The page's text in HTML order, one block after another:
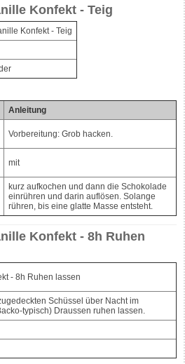
Konfekt - Teig
Konfekt - Teig
Anleitung
Vorbereitung: Grob hacken.
mit
kurz aufkochen und dann die Schokolade
einrühren und darin auflösen. Solange
rühren, bis eine glatte Masse entsteht.
Konfekt - 8h Ruhen
- 8h Ruhen lassen
Schüssel über Nacht im
typisch) Draussen ruhen lassen.